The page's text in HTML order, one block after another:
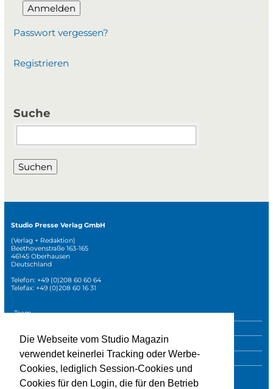
Die Webseite vom Studio Magazin
verwendet keinerlei Tracking oder Werbe-
Cookies, lediglich Session-Cookies und
Cookies für den Login, die für den Betrieb
Anmelden
Passwort vergessen?
Registrieren
Suche
Suchbegriffe
Suchen
Studio Presse Verlag GmbH
(Verlag + Redaktion)
Beethovenstraße 163-165
46145 Oberhausen
Deutschland
Telefon: +49 (0)208 60 60 64
Telefax: +49 (0)208 60 16 31
Navigation
Team
Sonderpublikationen
Impressum
Datenschutz